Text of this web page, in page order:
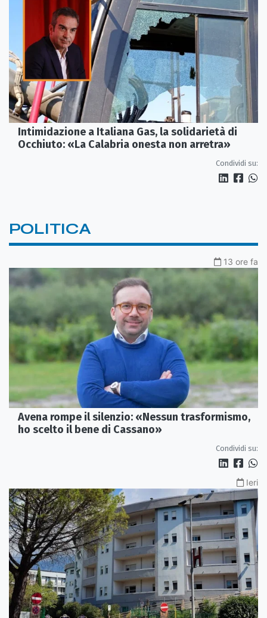
Intimidazione a Italiana Gas, la solidarietà di
Occhiuto: «La Calabria onesta non arretra»
Condividi su:
POLITICA
13 ore fa
Avena rompe il silenzio: «Nessun trasformismo,
ho scelto il bene di Cassano»
Condividi su:
Ieri